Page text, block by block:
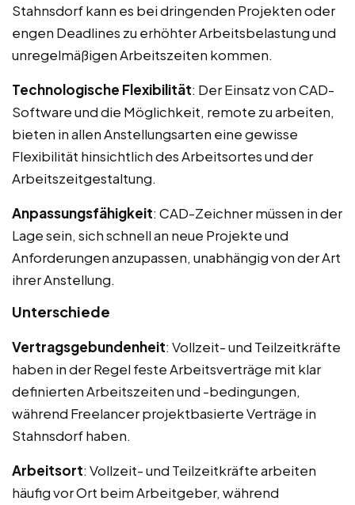
Stahnsdorf kann es bei dringenden Projekten oder
engen Deadlines zu erhöhter Arbeitsbelastung und
unregelmäßigen Arbeitszeiten kommen.
Technologische Flexibilität: Der Einsatz von CAD-
Software und die Möglichkeit, remote zu arbeiten,
bieten in allen Anstellungsarten eine gewisse
Flexibilität hinsichtlich des Arbeitsortes und der
Arbeitszeitgestaltung.
Anpassungsfähigkeit: CAD-Zeichner müssen in der
Lage sein, sich schnell an neue Projekte und
Anforderungen anzupassen, unabhängig von der Art
ihrer Anstellung.
Unterschiede
Vertragsgebundenheit: Vollzeit- und Teilzeitkräfte
haben in der Regel feste Arbeitsverträge mit klar
definierten Arbeitszeiten und -bedingungen,
während Freelancer projektbasierte Verträge in
Stahnsdorf haben.
Arbeitsort: Vollzeit- und Teilzeitkräfte arbeiten
häufig vor Ort beim Arbeitgeber, während